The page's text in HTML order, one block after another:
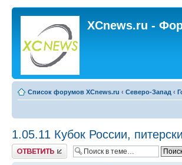
XCnews.ru -
Список форумов XCnews.ru ‹ Северо-Запад ‹
1.05.11 Кубок России,
Ответить